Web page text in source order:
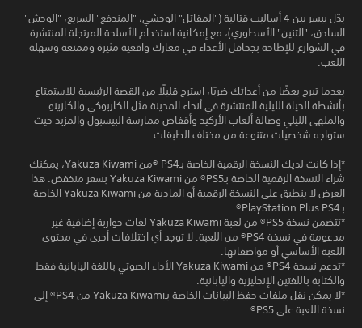
بدّل بيسر بين 4 أساليب قتالية ("المقاتل" الوحشي، "المندفع" السريع، "الوحش"
الساحق، "التنين" الأسطوري)، مع إمكانية استخدام الأسلحة المرتجلة المنتشرة
في الشوارع للإطاحة بجحافل الأعداء في معارك واقعية مثيرة وممتعة وسهلة
اللعب.
بعدما تبرح بعضًا من أعدائك ضربًا، استرح قليلًا من القصة الرئيسية للاستمتاع
بأنشطة الحياة الليلية المنتشرة في أنحاء المدينة مثل الكاريوكي والكازينو
والملهى الليلي وصالة ألعاب الأركيد وأقفاص ممارسة البيسبول والمزيد حيث
ستواجه شخصيات متنوعة من مختلف الطبقات.
*إذا كانت لديك النسخة الرقمية الخاصة بـPS4 ®من Yakuza Kiwami، يمكنك
شراء النسخة الرقمية الخاصة بـPS5® من Yakuza Kiwami بسعر منخفض. هذا
العرض لا ينطبق على النسخة الرقمية أو المادية من Yakuza Kiwami الخاصة
بـPlayStation Plus PS4®.
*تتضمن نسخة PS5® من لعبة Yakuza Kiwami لغات حوارية إضافية غير
مدعومة في نسخة PS4® من اللعبة. لا توجد أي اختلافات أخرى في محتوى
اللعبة الأساسي أو مواصفاتها.
*تدعم نسخة PS4® من Yakuza Kiwami الأداء الصوتي باللغة اليابانية فقط
والكتابة باللغتين الإنجليزية واليابانية.
*لا يمكن نقل ملفات حفظ البيانات الخاصة بـYakuza Kiwami من PS4® إلى
نسخة اللعبة على PS5®.